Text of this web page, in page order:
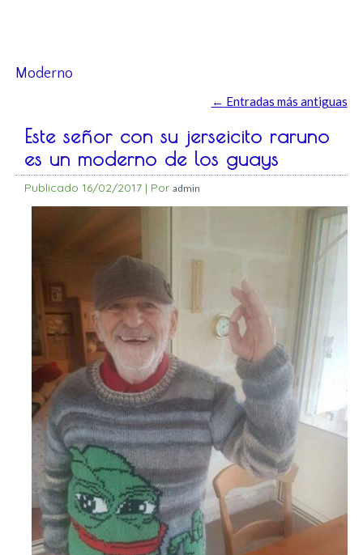
Moderno
← Entradas más antiguas
Este señor con su jerseicito raruno
es un moderno de los guays
Publicado 16/02/2017 | Por admin